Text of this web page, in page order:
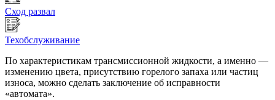
Сход развал
Техобслуживание
По характеристикам трансмиссионной жидкости, а именно —
изменению цвета, присутствию горелого запаха или частиц
износа, можно сделать заключение об исправности
«автомата».